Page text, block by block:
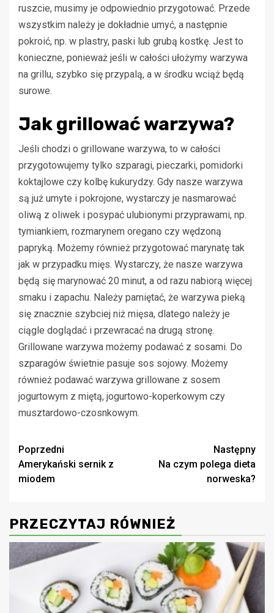
ruszcie, musimy je odpowiednio przygotować. Przede
wszystkim należy je dokładnie umyć, a następnie
pokroić, np. w plastry, paski lub grubą kostkę. Jest to
konieczne, ponieważ jeśli w całości ułożymy warzywa
na grillu, szybko się przypalą, a w środku wciąż będą
surowe.
Jak grillować warzywa?
Jeśli chodzi o grillowane warzywa, to w całości
przygotowujemy tylko szparagi, pieczarki, pomidorki
koktajlowe czy kolbę kukurydzy. Gdy nasze warzywa
są już umyte i pokrojone, wystarczy je nasmarować
oliwą z oliwek i posypać ulubionymi przyprawami, np.
tymiankiem, rozmarynem oregano czy wędzoną
papryką. Możemy również przygotować marynatę tak
jak w przypadku mięs. Wystarczy, że nasze warzywa
będą się marynować 20 minut, a od razu nabiorą więcej
smaku i zapachu. Należy pamiętać, że warzywa pieką
się znacznie szybciej niż mięsa, dlatego należy je
ciągle doglądać i przewracać na drugą stronę.
Grillowane warzywa możemy podawać z sosami. Do
szparagów świetnie pasuje sos sojowy. Możemy
również podawać warzywa grillowane z sosem
jogurtowym z miętą, jogurtowo-koperkowym czy
musztardowo-czosnkowym.
Zobacz
wpisy
Poprzedni
Amerykański sernik z
miodem
Następny
Na czym polega dieta
norweska?
PRZECZYTAJ RÓWNIEŻ